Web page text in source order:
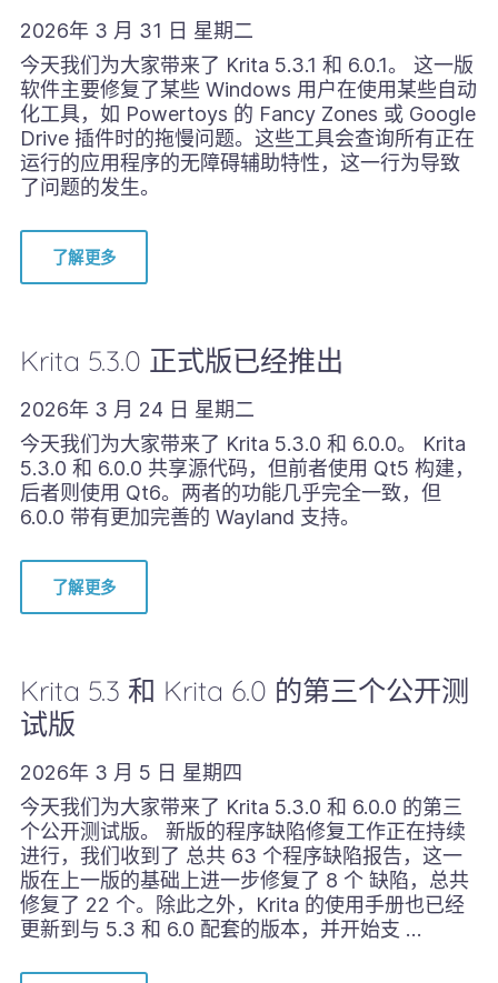
2026年 3 月 31 日 星期二
今天我们为大家带来了 Krita 5.3.1 和 6.0.1。 这一版
软件主要修复了某些 Windows 用户在使用某些自动
化工具，如 Powertoys 的 Fancy Zones 或 Google
Drive 插件时的拖慢问题。这些工具会查询所有正在
运行的应用程序的无障碍辅助特性，这一行为导致
了问题的发生。
了解更多
Krita 5.3.0 正式版已经推出
2026年 3 月 24 日 星期二
今天我们为大家带来了 Krita 5.3.0 和 6.0.0。 Krita
5.3.0 和 6.0.0 共享源代码，但前者使用 Qt5 构建，
后者则使用 Qt6。两者的功能几乎完全一致，但
6.0.0 带有更加完善的 Wayland 支持。
了解更多
Krita 5.3 和 Krita 6.0 的第三个公开测
试版
2026年 3 月 5 日 星期四
今天我们为大家带来了 Krita 5.3.0 和 6.0.0 的第三
个公开测试版。 新版的程序缺陷修复工作正在持续
进行，我们收到了 总共 63 个程序缺陷报告，这一
版在上一版的基础上进一步修复了 8 个 缺陷，总共
修复了 22 个。除此之外，Krita 的使用手册也已经
更新到与 5.3 和 6.0 配套的版本，并开始支 …